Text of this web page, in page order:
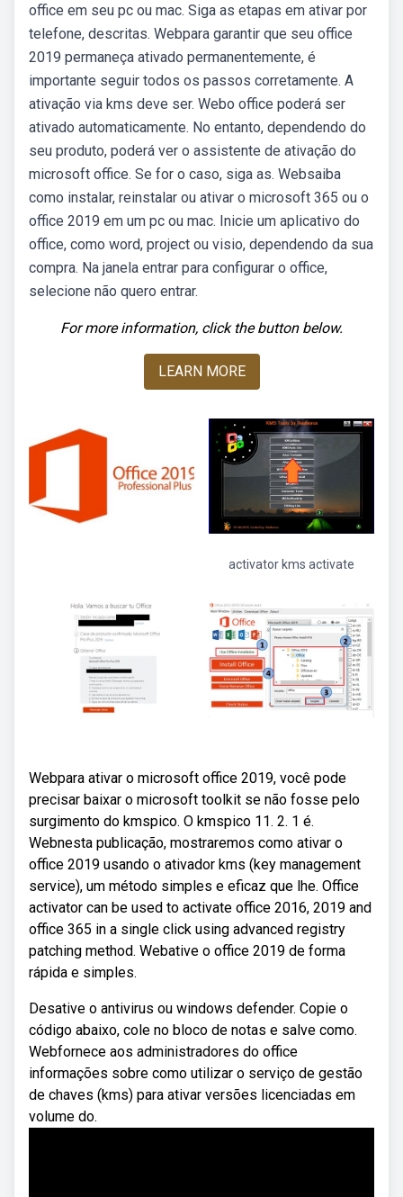
office em seu pc ou mac. Siga as etapas em ativar por
telefone, descritas. Webpara garantir que seu office
2019 permaneça ativado permanentemente, é
importante seguir todos os passos corretamente. A
ativação via kms deve ser. Webo office poderá ser
ativado automaticamente. No entanto, dependendo do
seu produto, poderá ver o assistente de ativação do
microsoft office. Se for o caso, siga as. Websaiba
como instalar, reinstalar ou ativar o microsoft 365 ou o
office 2019 em um pc ou mac. Inicie um aplicativo do
office, como word, project ou visio, dependendo da sua
compra. Na janela entrar para configurar o office,
selecione não quero entrar.
For more information, click the button below.
LEARN MORE
activator kms activate
Webpara ativar o microsoft office 2019, você pode
precisar baixar o microsoft toolkit se não fosse pelo
surgimento do kmspico. O kmspico 11. 2. 1 é.
Webnesta publicação, mostraremos como ativar o
office 2019 usando o ativador kms (key management
service), um método simples e eficaz que lhe. Office
activator can be used to activate office 2016, 2019 and
office 365 in a single click using advanced registry
patching method. Webative o office 2019 de forma
rápida e simples.
Desative o antivirus ou windows defender. Copie o
código abaixo, cole no bloco de notas e salve como.
Webfornece aos administradores do office
informações sobre como utilizar o serviço de gestão
de chaves (kms) para ativar versões licenciadas em
volume do.